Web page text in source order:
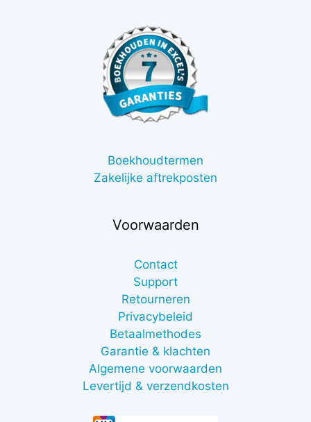
Boekhoudtermen
Zakelijke aftrekposten
Voorwaarden
Contact
Support
Retourneren
Privacybeleid
Betaalmethodes
Garantie & klachten
Algemene voorwaarden
Levertijd & verzendkosten